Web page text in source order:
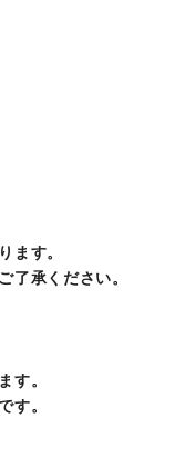
ます。
了承ください。
す。
す。